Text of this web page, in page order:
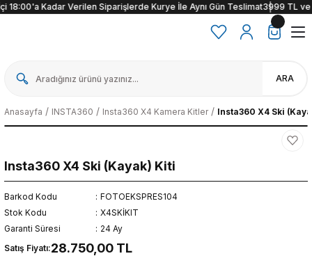
Kadar Verilen Siparişlerde Kurye İle Aynı Gün Teslimat3999 TL ve
ARA
Anasayfa INSTA360 Insta360 X4 Kamera Kitler Insta360 X4 Ski
Insta360 X4 Ski (Kayak) Kiti
Barkod Kodu
FOTOEKSPRES104
Stok Kodu
X4SKİKIT
Garanti Süresi
24 Ay
Satış Fiyatı:28.750,00 TL